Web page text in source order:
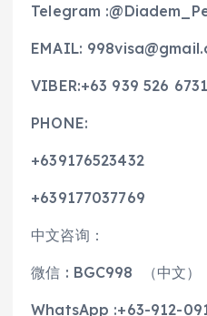
Telegram
EMAIL:
VIBER:+63 939 526
PHONE:
+639176523432
+639177037769
中文咨询：
微信 : BGC998 （中文）
WhatsApp :+63-912-